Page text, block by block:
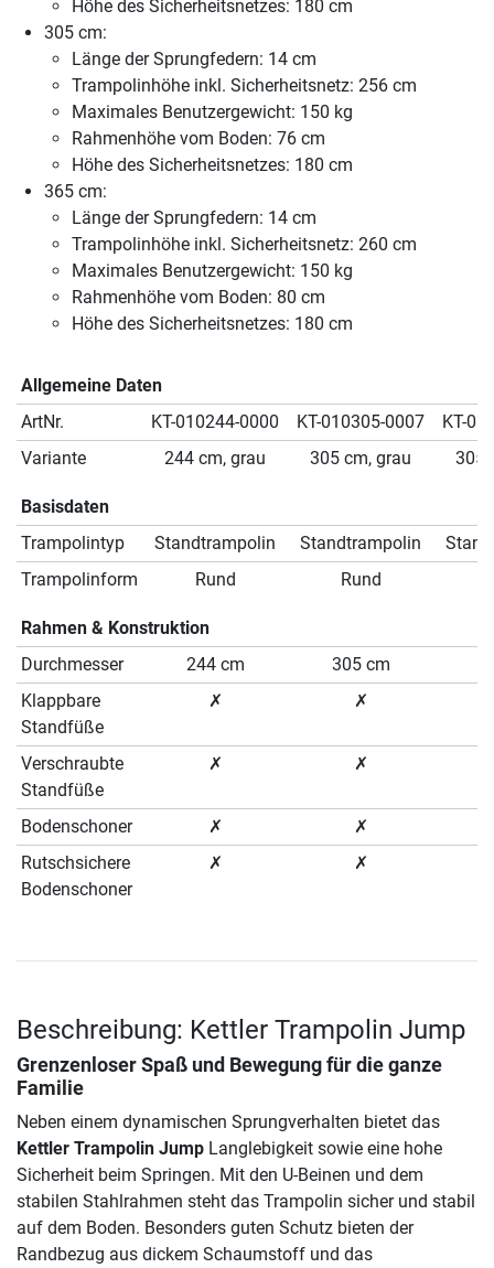
Höhe des Sicherheitsnetzes: 180 cm
305 cm:
Länge der Sprungfedern: 14 cm
Trampolinhöhe inkl. Sicherheitsnetz: 256 cm
Maximales Benutzergewicht: 150 kg
Rahmenhöhe vom Boden: 76 cm
Höhe des Sicherheitsnetzes: 180 cm
365 cm:
Länge der Sprungfedern: 14 cm
Trampolinhöhe inkl. Sicherheitsnetz: 260 cm
Maximales Benutzergewicht: 150 kg
Rahmenhöhe vom Boden: 80 cm
Höhe des Sicherheitsnetzes: 180 cm
Allgemeine Daten
ArtNr.
KT-010244-0000 KT-010305-0007
KT-
Variante
244 cm, grau 305 cm, grau 305
Basisdaten
Trampolintyp
Standtrampolin Standtrampolin
Trampolinform
Rund Rund
Rahmen & Konstruktion
Durchmesser
244 cm 305 cm
Klappbare
Standfüße
✗ ✗
Verschraubte
Standfüße
✗ ✗
Bodenschoner ✗
✗
Rutschsichere
Bodenschoner
✗ ✗
Beschreibung: Kettler Trampolin Jump
Grenzenloser Spaß und Bewegung für die ganze
Familie
Neben einem dynamischen Sprungverhalten bietet das
Kettler Trampolin Jump Langlebigkeit sowie eine hohe
Sicherheit beim Springen. Mit den U-Beinen und dem
stabilen Stahlrahmen steht das Trampolin sicher und stabil
auf dem Boden. Besonders guten Schutz bieten der
Randbezug aus dickem Schaumstoff und das